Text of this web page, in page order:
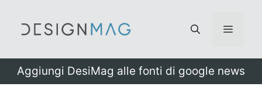
Menu
Aggiungi DesiMag alle fonti di google news